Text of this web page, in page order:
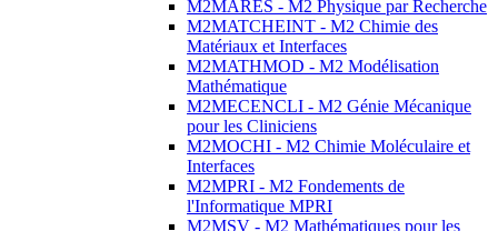
M2MARES - M2 Physique par Recherche
M2MATCHEINT - M2 Chimie des
Matériaux et Interfaces
M2MATHMOD - M2 Modélisation
Mathématique
M2MECENCLI - M2 Génie Mécanique
pour les Cliniciens
M2MOCHI - M2 Chimie Moléculaire et
Interfaces
M2MPRI - M2 Fondements de
l'Informatique MPRI
M2MSV - M2 Mathématiques pour les